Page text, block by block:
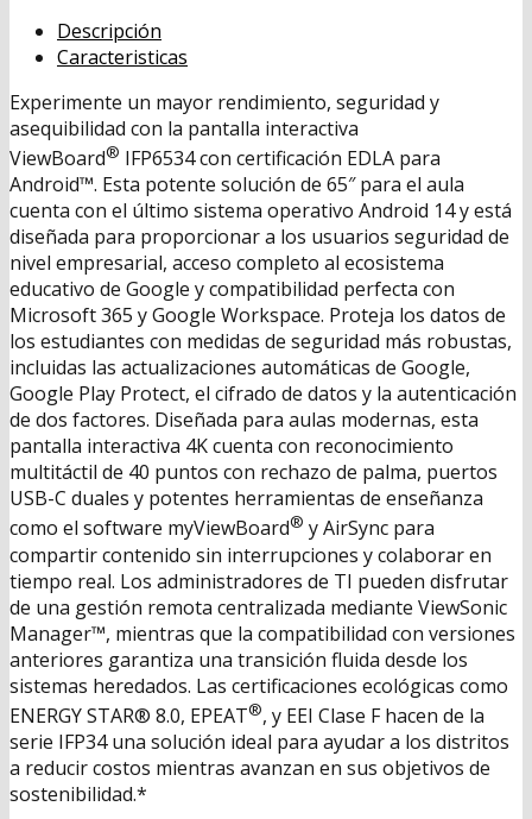
Descripción
Caracteristicas
Experimente un mayor rendimiento, seguridad y
asequibilidad con la pantalla interactiva
ViewBoard® IFP6534 con certificación EDLA para
Android™. Esta potente solución de 65″ para el aula
cuenta con el último sistema operativo Android 14 y está
diseñada para proporcionar a los usuarios seguridad de
nivel empresarial, acceso completo al ecosistema
educativo de Google y compatibilidad perfecta con
Microsoft 365 y Google Workspace. Proteja los datos de
los estudiantes con medidas de seguridad más robustas,
incluidas las actualizaciones automáticas de Google,
Google Play Protect, el cifrado de datos y la autenticación
de dos factores. Diseñada para aulas modernas, esta
pantalla interactiva 4K cuenta con reconocimiento
multitáctil de 40 puntos con rechazo de palma, puertos
USB-C duales y potentes herramientas de enseñanza
como el software myViewBoard® y AirSync para
compartir contenido sin interrupciones y colaborar en
tiempo real. Los administradores de TI pueden disfrutar
de una gestión remota centralizada mediante ViewSonic
Manager™, mientras que la compatibilidad con versiones
anteriores garantiza una transición fluida desde los
sistemas heredados. Las certificaciones ecológicas como
ENERGY STAR® 8.0, EPEAT®, y EEI Clase F hacen de la
serie IFP34 una solución ideal para ayudar a los distritos
a reducir costos mientras avanzan en sus objetivos de
sostenibilidad.*